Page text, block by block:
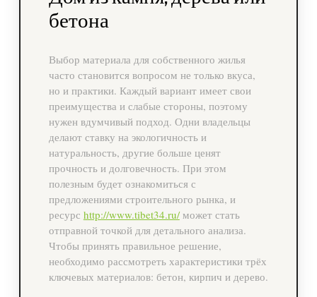
бетона
Выбор материала для собственного жилья
часто становится вопросом не только вкуса,
но и практики. Каждый вариант имеет свои
преимущества и слабые стороны, поэтому
нужен вдумчивый подход. Одни владельцы
делают ставку на экологичность и
натуральность, другие больше ценят
прочность и долговечность. При этом
полезным будет ознакомиться с
предложениями строительного рынка, и
ресурс http://www.tibet34.ru/может стать
отправной точкой для детального анализа.
Чтобы принять правильное решение,
необходимо рассмотреть характеристики трёх
ключевых материалов: бетон, кирпич и дерево.